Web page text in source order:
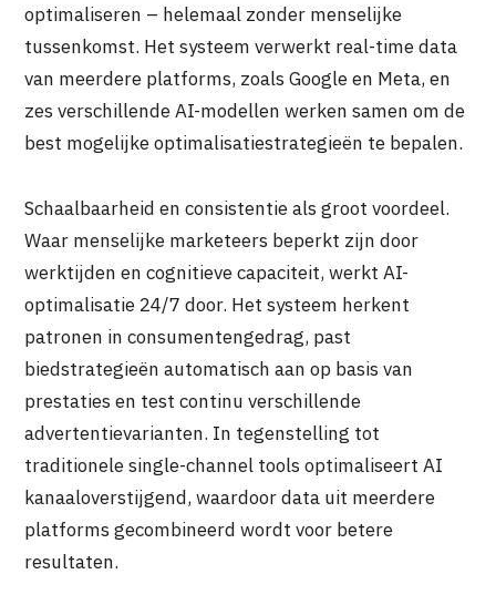
optimaliseren – helemaal zonder menselijke
tussenkomst. Het systeem verwerkt real-time data
van meerdere platforms, zoals Google en Meta, en
zes verschillende AI-modellen werken samen om de
best mogelijke optimalisatiestrategieën te bepalen.
Schaalbaarheid en consistentie als groot voordeel.
Waar menselijke marketeers beperkt zijn door
werktijden en cognitieve capaciteit, werkt AI-
optimalisatie 24/7 door. Het systeem herkent
patronen in consumentengedrag, past
biedstrategieën automatisch aan op basis van
prestaties en test continu verschillende
advertentievarianten. In tegenstelling tot
traditionele single-channel tools optimaliseert AI
kanaaloverstijgend, waardoor data uit meerdere
platforms gecombineerd wordt voor betere
resultaten.